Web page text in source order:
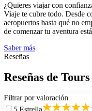
¿Quieres viajar con
Viaje te cubre todo. Desde
aeropuertos hasta qué no
de comenzar tu aventura
Saber más
Reseñas
Reseñas de
Filtrar por valoración
5 Estrella